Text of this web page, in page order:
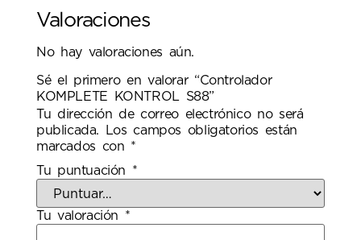
Valoraciones
No hay valoraciones aún.
Sé el primero en valorar “Controlador
KOMPLETE KONTROL S88”
Tu dirección de correo electrónico no será
publicada.
Los campos obligatorios están
marcados con *
Tu puntuación *
Tu valoración *